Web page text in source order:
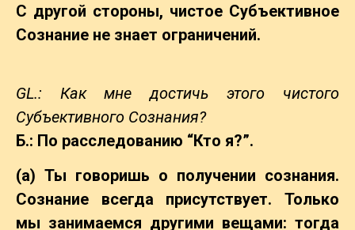
С другой стороны, чистое Субъективное
Сознание не знает ограничений.
GL.: Как мне достичь этого чистого
Субъективного Сознания?
Б.: По расследованию “Кто я?”.
(а) Ты говоришь о получении сознания.
Сознание всегда присутствует. Только
мы занимаемся другими вещами: тогда